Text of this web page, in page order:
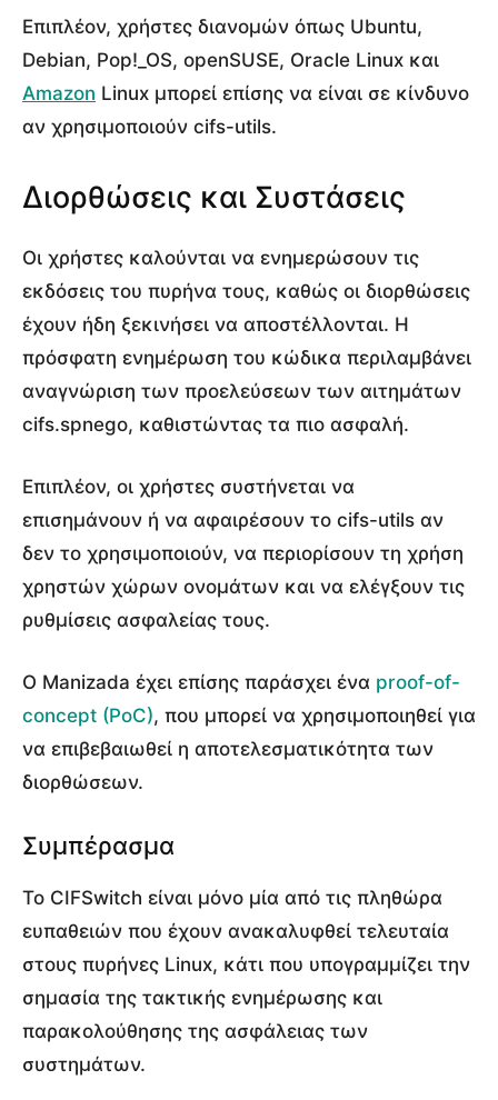
Επιπλέον, χρήστες διανομών όπως Ubuntu,
Debian, Pop!_OS, openSUSE, Oracle Linux και
Amazon Linux μπορεί επίσης να είναι σε κίνδυνο
αν χρησιμοποιούν cifs-utils.
Διορθώσεις και Συστάσεις
Οι χρήστες καλούνται να ενημερώσουν τις
εκδόσεις του πυρήνα τους, καθώς οι διορθώσεις
έχουν ήδη ξεκινήσει να αποστέλλονται. Η
πρόσφατη ενημέρωση του κώδικα περιλαμβάνει
αναγνώριση των προελεύσεων των αιτημάτων
cifs.spnego, καθιστώντας τα πιο ασφαλή.
Επιπλέον, οι χρήστες συστήνεται να
επισημάνουν ή να αφαιρέσουν το cifs-utils αν
δεν το χρησιμοποιούν, να περιορίσουν τη χρήση
χρηστών χώρων ονομάτων και να ελέγξουν τις
ρυθμίσεις ασφαλείας τους.
Ο Manizada έχει επίσης παράσχει ένα proof-of-
concept (PoC), που μπορεί να χρησιμοποιηθεί για
να επιβεβαιωθεί η αποτελεσματικότητα των
διορθώσεων.
Συμπέρασμα
Το CIFSwitch είναι μόνο μία από τις πληθώρα
ευπαθειών που έχουν ανακαλυφθεί τελευταία
στους πυρήνες Linux, κάτι που υπογραμμίζει την
σημασία της τακτικής ενημέρωσης και
παρακολούθησης της ασφάλειας των
συστημάτων.